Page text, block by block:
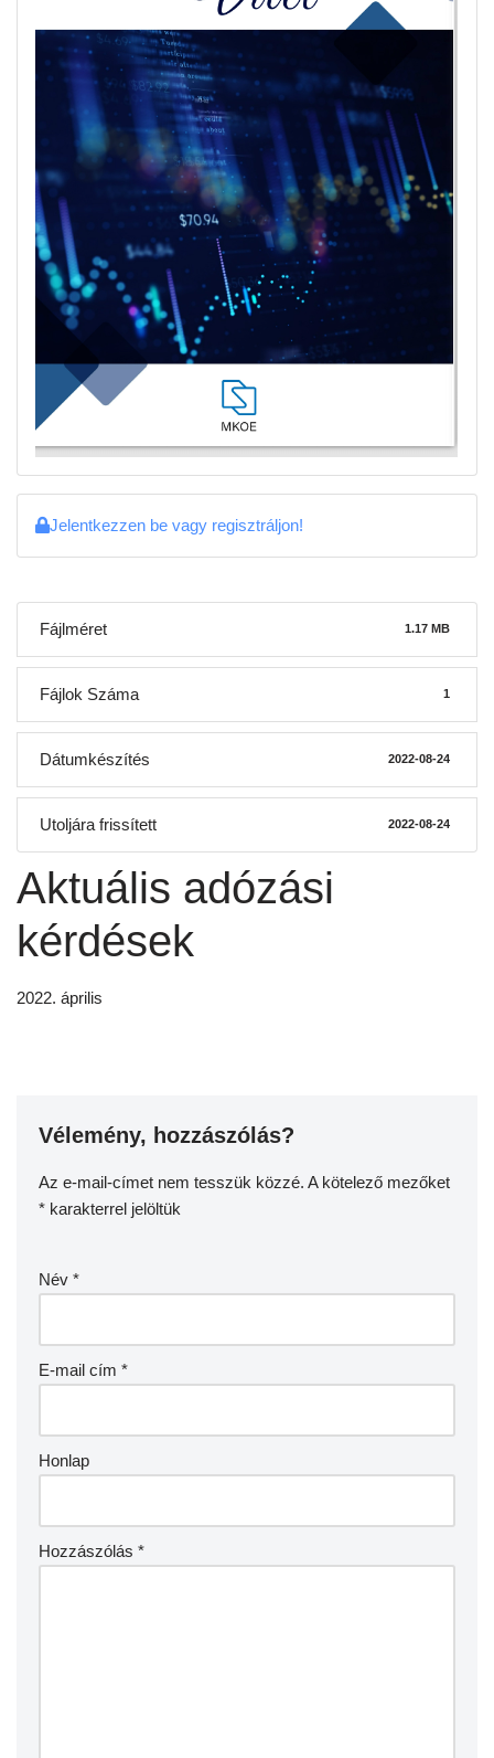
Jelentkezzen be vagy regisztráljon!
Fájlméret 1.17 MB
Fájlok Száma 1
Dátumkészítés 2022-08-24
Utoljára frissített 2022-08-24
Aktuális adózási
kérdések
2022. április
Vélemény, hozzászólás?
Az e-mail-címet nem tesszük közzé. A kötelező mezőket
* karakterrel jelöltük
Név *
E-mail cím *
Honlap
Hozzászólás *